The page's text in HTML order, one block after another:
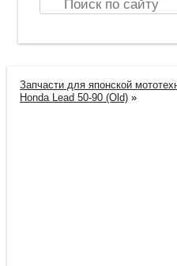
Запчасти для японской
Honda Lead 50-90 (Old) »